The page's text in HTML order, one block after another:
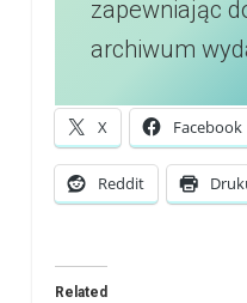
zapewniając
archiwum
X Facebook
Reddit
Related